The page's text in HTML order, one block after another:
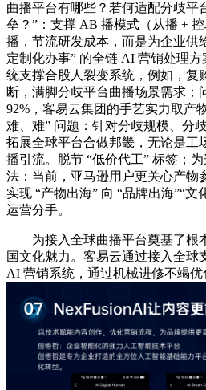
曲播平台有哪些？若何适配分歧平
垒？”：支撑 AB 播模式（从播 +
播，节流研发成本，而是为企业供
定制化办事” 的全链 AI 营销处理
统支撑合股人裂变系统，例如，复
断，满脚分歧平台曲播场景需求；
92%，客易云集团的手艺实力取产
难、难” 问题：针对分歧规模、分
拓展全球平台合做邦畿，无论是工
播引流。脱节 “低价代工” 标签；
法：当前，亚马逊用户更关心产物
实现 “产物出海” 向 “品牌出海”“文
运营分手。
为接入全球曲播平台奠基了根
国文化魅力。客易云通过接入全球
AI 营销系统，通过机械进修不竭优